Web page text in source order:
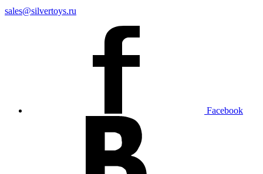
sales@silvertoys.ru
Facebook